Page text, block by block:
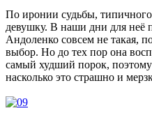
По иронии судьбы,
девушку. В наши дни для неё
Андоленко совсем не такая,
выбор. Но до тех пор она
самый худший порок,
насколько это страшно и